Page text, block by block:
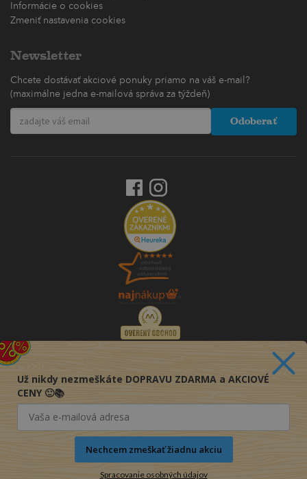
Informácie o cookies
Zmeniť nastavenia cookies
Newsletter
Chcete dostávať akciové ponuky priamo na váš e-mail?
(maximálne jedna e-mailová správa za týždeň)
Odoberať
Už nikdy nezmeškáte DOPRAVU ZDARMA a AKCIOVÉ
CENY 🙂📚
Nechcem zmeškať žiadnu akciu
Spracovanie osobných údajov